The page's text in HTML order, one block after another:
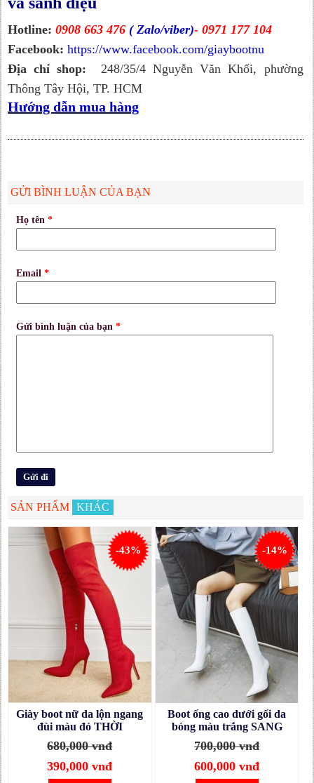
Hotline: 0908 663 476 ( Zalo/viber)- 0971 177 104
Facebook: https://www.facebook.com/giaybootnu
Địa chỉ shop: 248/35/4 Nguyễn Văn Khối, phường
Thông Tây Hội, TP. HCM
Hướng dẫn mua hàng
GỬI BÌNH LUẬN CỦA BẠN
Họ tên*
Email*
Gửi bình luận của bạn*
SẢN PHẨM KHÁC
-43%
Giày boot nữ da lộn ngang
đùi màu đỏ THỜI
THƯỢNG GCC0403
680,000 vnđ
390,000 vnđ
-14%
Boot ống cao dưới gối da
bóng màu trắng SANG
CHẢNH GCC2702
700,000 vnđ
600,000 vnđ